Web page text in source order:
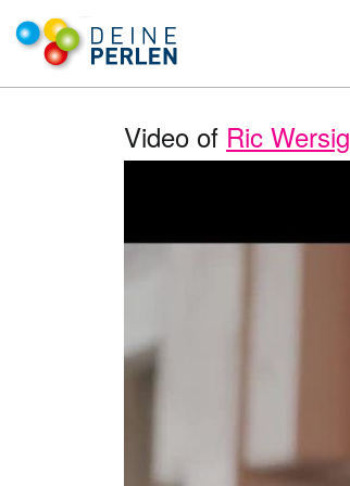
Video of Ric Wersig